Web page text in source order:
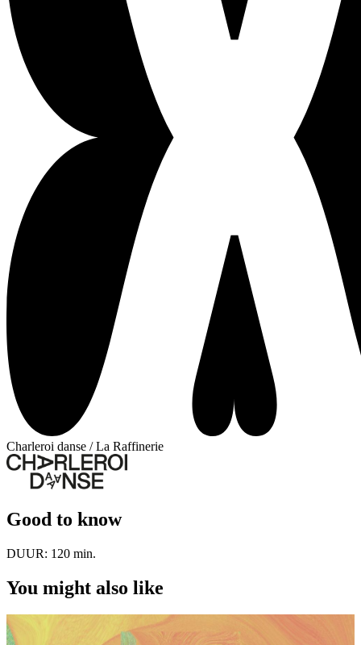
Charleroi danse / La Raffinerie
Good to know
DUUR: 120 min.
You might also like